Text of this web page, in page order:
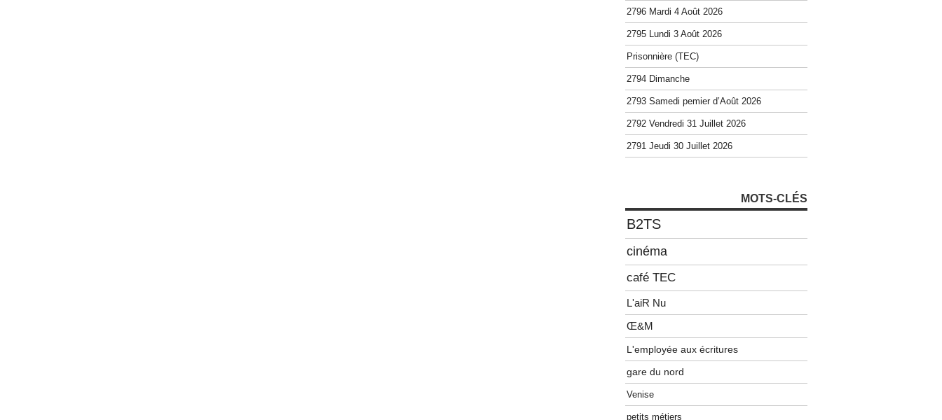
2796 Mardi 4 Août 2026
2795 Lundi 3 Août 2026
Prisonnière (TEC)
2794 Dimanche
2793 Samedi pemier d’Août 2026
2792 Vendredi 31 Juillet 2026
2791 Jeudi 30 Juillet 2026
MOTS-CLÉS
B2TS
cinéma
café TEC
L'aiR Nu
Œ&M
L'employée aux écritures
gare du nord
Venise
petits métiers